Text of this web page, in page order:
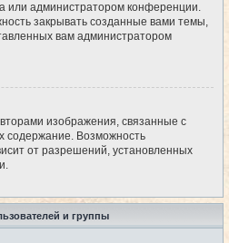
или администратором конференции.
закрывать созданные вами темы,
вам администратором
изображения, связанные с
Возможность
от разрешений, установленных
и группы